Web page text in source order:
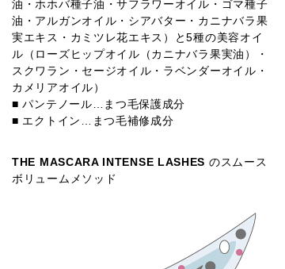
油・ホホバ種子油・サフラワーオイル・ゴマ種子
油・アルガンオイル・シアバター・カニナバラ果
実エキス・カミツレ花エキス）と5種の美容オイ
ル（ローズヒップオイル（カニナバラ果実油）・
スクワラン・セージオイル・ラベンダーオイル・
カメリアオイル）
■ パンテノール…まつ毛保護成分
■ エクトイン…まつ毛補修成分
THE MASCARA INTENSE LASHES のスムース
ボリュームメソッド